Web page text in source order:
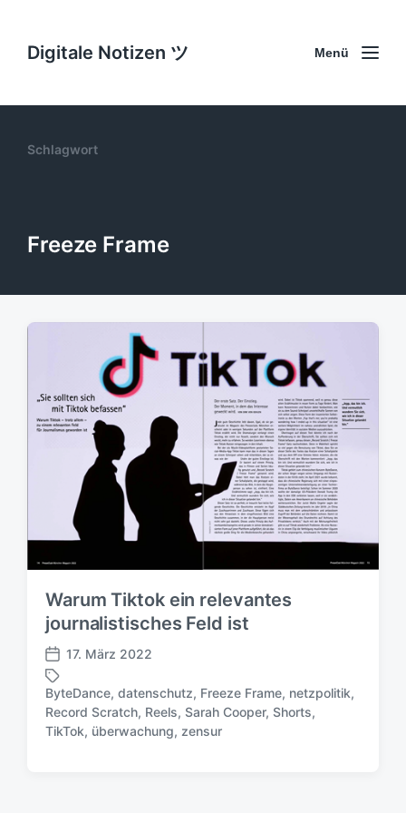
Digitale Notizen ツ Menü
Schlagwort
Freeze Frame
Warum Tiktok ein relevantes
journalistisches Feld ist
V
e
r
ö
f
17. März 2022
S
c
ByteDance, datenschutz, Freeze Frame, netzpolitik,
Record Scratch, Reels, Sarah Cooper, Shorts,
TikTok, überwachung, zensur